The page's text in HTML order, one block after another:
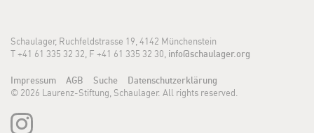
Schaulager, Ruchfeldstrasse 19, 4142 Münchenstein
T +41 61 335 32 32, F +41 61 335 32 30, info@schaulager.org
Impressum AGB Suche
Datenschutzerklärung
© 2026 Laurenz-Stiftung, Schaulager. All rights reserved.